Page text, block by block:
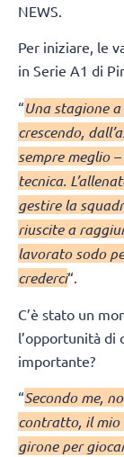
NEWS.
Per iniziare, le
in Serie A1 di
“Una stagione
crescendo,
sempre meglio
tecnica.
gestire la
riuscite a
lavorato sodo
crederci“.
C’è stato un
l’opportunità di
importante?
“Secondo me,
contratto, il mio
girone per